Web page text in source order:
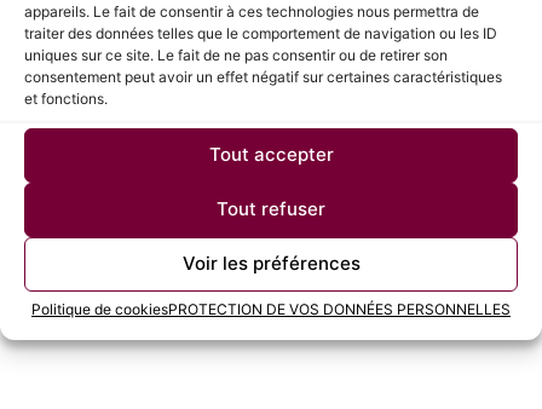
appareils. Le fait de consentir à ces technologies nous permettra de
traiter des données telles que le comportement de navigation ou les ID
uniques sur ce site. Le fait de ne pas consentir ou de retirer son
consentement peut avoir un effet négatif sur certaines caractéristiques
et fonctions.
Tout accepter
Tout refuser
Voir les préférences
Politique de cookiesPROTECTION DE VOS DONNÉES PERSONNELLES
Candidature Spontanée
1